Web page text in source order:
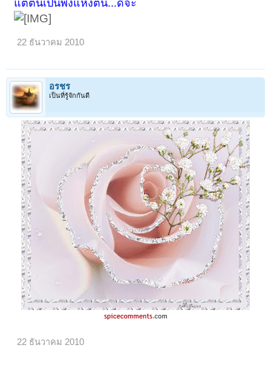
แต่ตนเป็นพึ่งแห่งตน...ดีจ๊ะ
22 ธันวาคม 2010
อรชร
เป็นที่รู้จักกันดี
22 ธันวาคม 2010